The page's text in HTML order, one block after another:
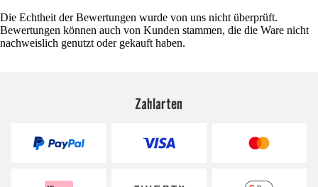
Die Echtheit der Bewertungen wurde von uns nicht überprüft.
Bewertungen können auch von Kunden stammen, die die Ware nicht
nachweislich genutzt oder gekauft haben.
Zahlarten